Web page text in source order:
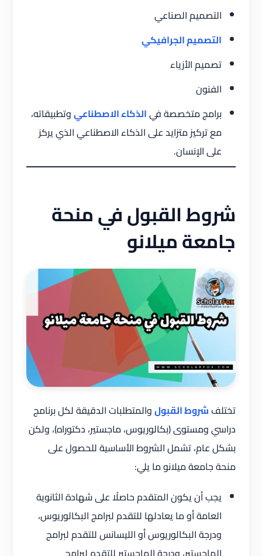
التصميم الصناعي
التصميم الجرافيكي
تصميم الأزياء
الفنون
برامج متخصصة فيالذكاء الاصطناعيوتطبيقاته،
مع تركيز متزايد على الذكاء الاصطناعي الذي يركز
على الإنسان.
شروط القبول في منحة
جامعة ميلانو
تختلفشروط القبولوالمتطلبات الدقيقة لكل برنامج
دراسي ومستوى (بكالوريوس، ماجستير، دكتوراه)، ولكن
بشكل عام، تشمل الشروط الأساسية للحصول على
منحة جامعة ميلانو ما يلي:
يجب أن يكون المتقدم حاصلًا على شهادة الثانوية
العامة أو ما يعادلها للتقدم لبرامج البكالوريوس،
ودرجة البكالوريوس أو الليسانس للتقدم لبرامج